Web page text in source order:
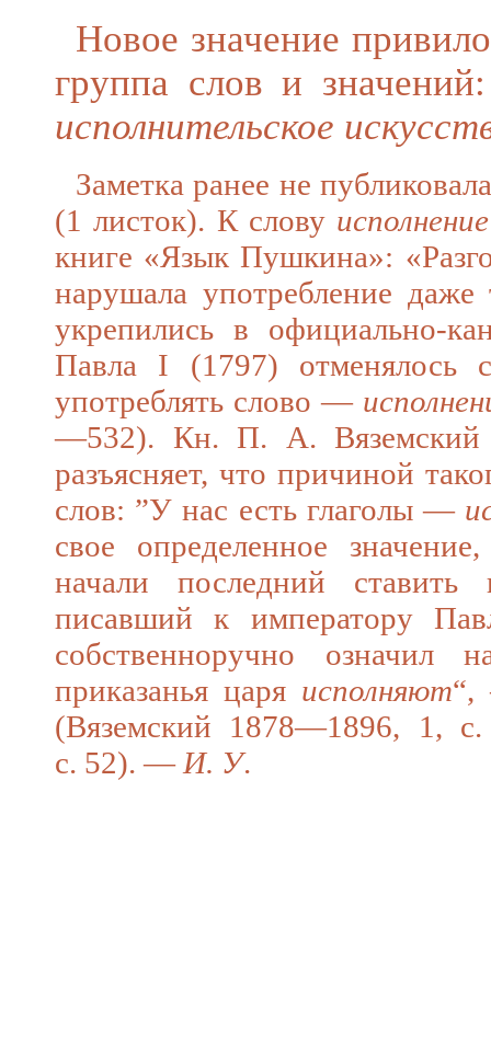
Новое значение
группа слов и
исполнительское
Заметка ранее не
(1 листок). К слову исполнение
книге «Язык Пушкина»:
нарушала употребление даже
укрепились в официально-
Павла I (1797) отменялось
употреблять слово —
—532). Кн. П. А. Вяземский в
разъясняет, что причиной
слов: ”У нас есть глаголы —
свое определенное
начали последний
писавший к императору
собственноручно означил
приказанья царя исполняют“,
(Вяземский 1878—1896, 1,
с. 52). — И. У.